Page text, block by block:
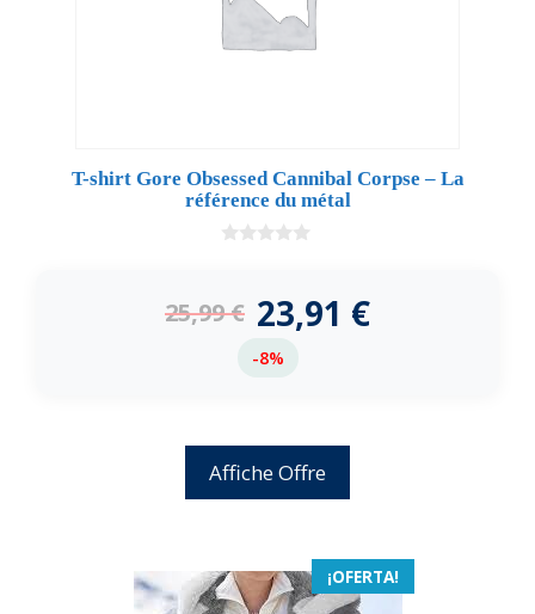
T-shirt Gore Obsessed Cannibal Corpse – La
référence du métal
5
25,99€ 23,91 €
-8%
Affiche Offre
¡OFERTA!